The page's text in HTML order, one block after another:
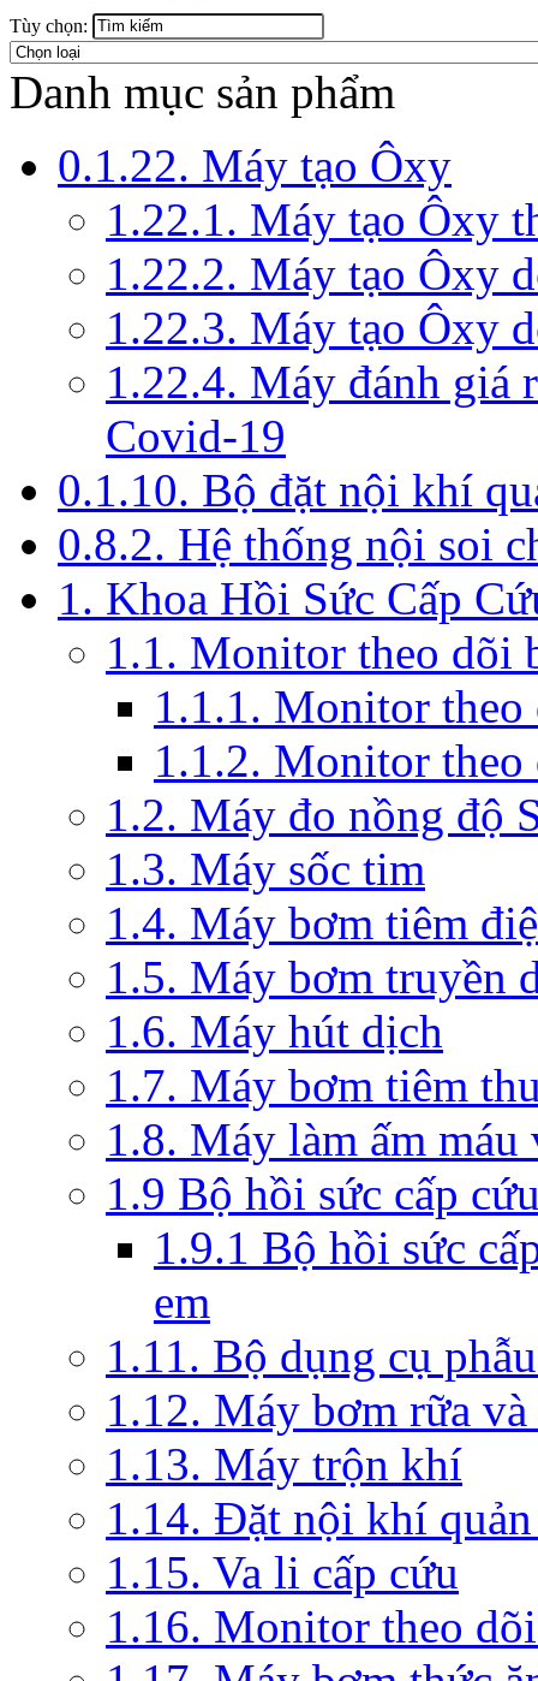
Tùy chọn:
Danh mục sản phẩm
0.1.22. Máy tạo Ôxy
1.22.1. Máy tạo Ôxy
1.22.2. Máy tạo Ôxy
1.22.3. Máy tạo Ôxy
1.22.4. Máy đánh giá
Covid-19
0.1.10. Bộ đặt nội khí
0.8.2. Hệ thống nội soi
1. Khoa Hồi Sức Cấp
1.1. Monitor theo dõi
1.1.1. Monitor theo
1.1.2. Monitor
1.2. Máy đo nồng độ
1.3. Máy sốc tim
1.4. Máy bơm tiêm
1.5. Máy bơm truyền
1.6. Máy hút dịch
1.7. Máy bơm tiêm
1.8. Máy làm ấm
1.9 Bộ hồi sức cấp
1.9.1 Bộ hồi sức
em
1.11. Bộ dụng cụ
1.12. Máy bơm rữa
1.13. Máy trộn khí
1.14. Đặt nội khí
1.15. Va li cấp cứu
1.16. Monitor theo